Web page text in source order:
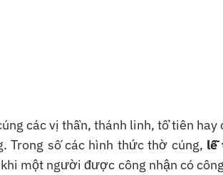
các vị thần, thánh linh, tổ tiên hay
Trong số các hình thức thờ cúng, lễ
một người được công nhận có